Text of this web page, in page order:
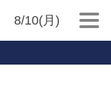
8/10(月)